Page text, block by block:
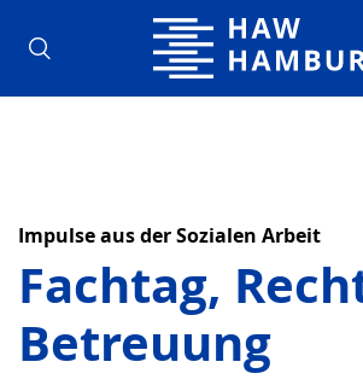
Hochschule für
Impulse aus der Sozialen Arbeit
Fachtag,
Betreuung